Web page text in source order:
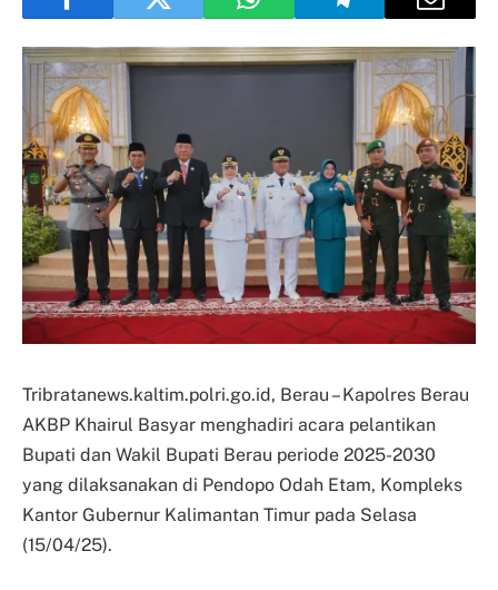
Tribratanews.kaltim.polri.go.id, Berau – Kapolres Berau
AKBP Khairul Basyar menghadiri acara pelantikan
Bupati dan Wakil Bupati Berau periode 2025-2030
yang dilaksanakan di Pendopo Odah Etam, Kompleks
Kantor Gubernur Kalimantan Timur pada Selasa
(15/04/25).